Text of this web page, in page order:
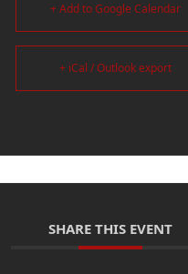
+ Add to Google Calendar
+ iCal / Outlook export
SHARE THIS EVENT